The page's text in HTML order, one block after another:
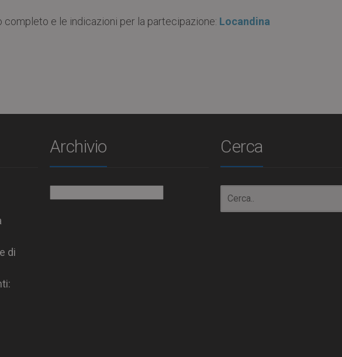
completo e le indicazioni per la partecipazione: Locandina
di
Archivio Cerca